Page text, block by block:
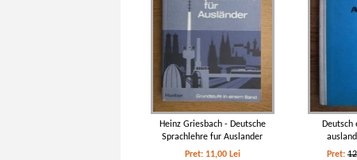
Heinz Griesbach - Deutsche
Sprachlehre fur Auslander
Pret: 11,00 Lei
Deutsch
Pret: